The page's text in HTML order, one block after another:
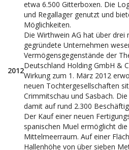
etwa 6.500 Gitterboxen. Die
und Regallager genutzt und
Möglichkeiten.
2012
Die Wirthwein AG hat über drei
gegründete Unternehmen
Vermögensgegenstände der
Deutschland Holding GmbH &
Wirkung zum 1. März 2012
neuen Tochtergesellschaften
Crimmitschau und Sasbach.
damit auf rund 2.300
Der Kauf einer neuen
spanischen Muel ermöglicht
Mittelmeerraum. Auf einer
Hallenhöhe von über sieben